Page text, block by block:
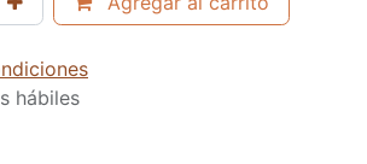
hábiles